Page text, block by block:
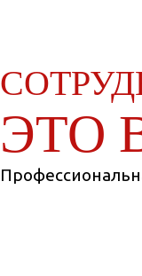
ЭТО